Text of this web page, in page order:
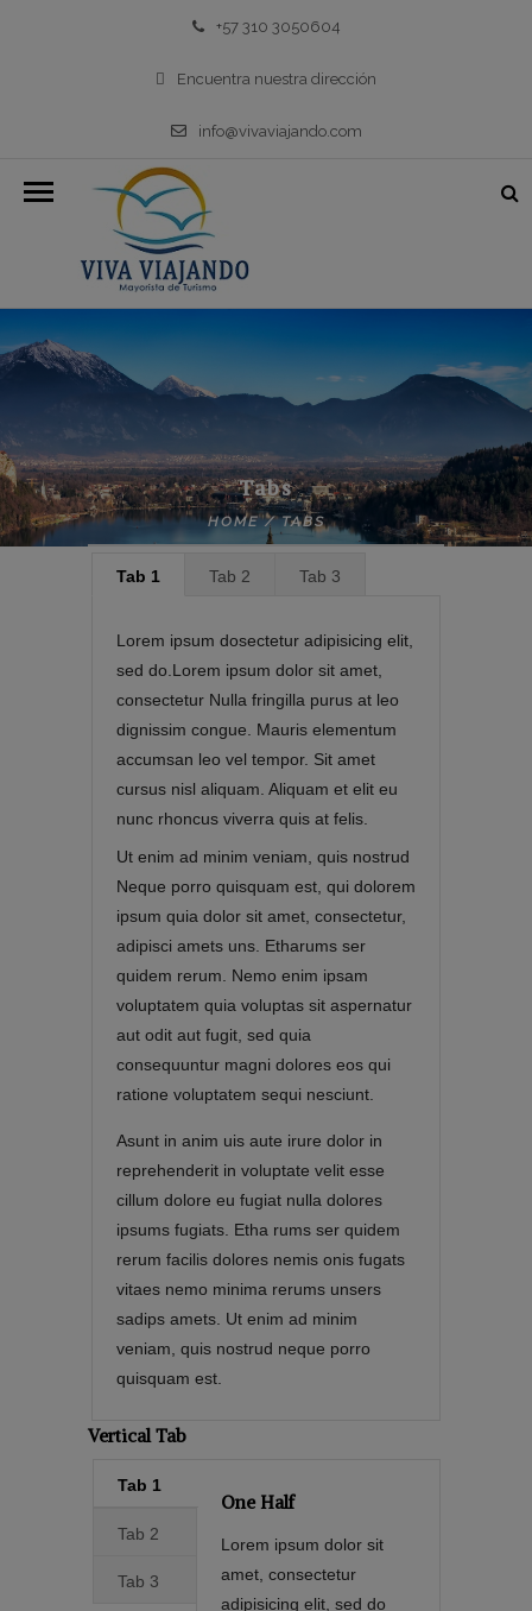
+57 310 3050604
Encuentra nuestra dirección
info@vivaviajando.com
Tabs
HOME/TABS
Horizontal Tab
Tab 1 Tab 2 Tab 3
Lorem ipsum dosectetur adipisicing elit,
sed do.Lorem ipsum dolor sit amet,
consectetur Nulla fringilla purus at leo
dignissim congue. Mauris elementum
accumsan leo vel tempor. Sit amet
cursus nisl aliquam. Aliquam et elit eu
nunc rhoncus viverra quis at felis.
Ut enim ad minim veniam, quis nostrud
Neque porro quisquam est, qui dolorem
ipsum quia dolor sit amet, consectetur,
adipisci amets uns. Etharums ser
quidem rerum. Nemo enim ipsam
voluptatem quia voluptas sit aspernatur
aut odit aut fugit, sed quia
consequuntur magni dolores eos qui
ratione voluptatem sequi nesciunt.
Asunt in anim uis aute irure dolor in
reprehenderit in voluptate velit esse
cillum dolore eu fugiat nulla dolores
ipsums fugiats. Etha rums ser quidem
rerum facilis dolores nemis onis fugats
vitaes nemo minima rerums unsers
sadips amets. Ut enim ad minim
veniam, quis nostrud neque porro
quisquam est.
Vertical Tab
Tab 1
Tab 2
Tab 3
One Half
Lorem ipsum dolor sit
amet, consectetur
adipisicing elit, sed do